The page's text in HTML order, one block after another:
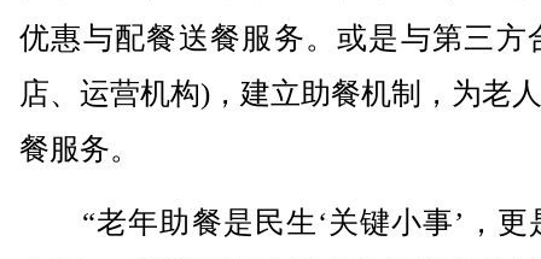
优惠与配餐送餐服务。或是与第三方
店、运营机构)，建立助餐机制，为老
餐服务。
“老年助餐是民生‘关键小事’，更